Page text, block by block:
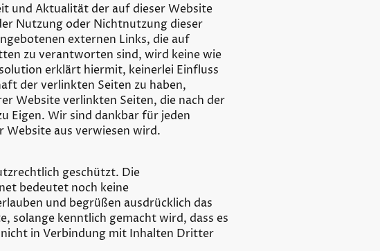
und Aktualität der auf dieser Website
Nutzung oder Nichtnutzung dieser
externen Links, die auf
zu verantworten sind, wird keine wie
erklärt hiermit, keinerlei Einfluss
der verlinkten Seiten zu haben,
Website verlinkten Seiten, die nach der
Eigen. Wir sind dankbar für jeden
Website aus verwiesen wird.
geschützt. Die
bedeutet noch keine
und begrüßen ausdrücklich das
solange kenntlich gemacht wird, dass es
in Verbindung mit Inhalten Dritter